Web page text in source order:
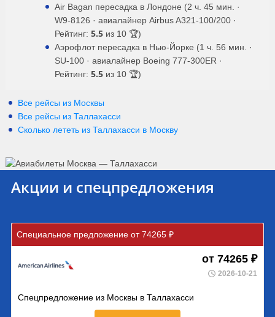
Air Bagan пересадка в Лондоне (2 ч. 45 мин. ·
W9-8126 · авиалайнер Airbus A321-100/200 ·
Рейтинг: 5.5 из 10 🏆)
Аэрофлот пересадка в Нью-Йорке (1 ч. 56 мин. ·
SU-100 · авиалайнер Boeing 777-300ER ·
Рейтинг: 5.5 из 10 🏆)
Все рейсы из Москвы
Все рейсы из Таллахасси
Сколько лететь из Таллахасси в Москву
Акции и спецпредложения
Специальное предложение от 74265 ₽
от 74265 ₽
2026-10-21
Спецпредложение из Москвы в Таллахасси